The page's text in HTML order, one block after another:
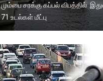
மும்பை சரக்கு கப்பல் விபத்தில்
71 உடல்கள் மீட்பு